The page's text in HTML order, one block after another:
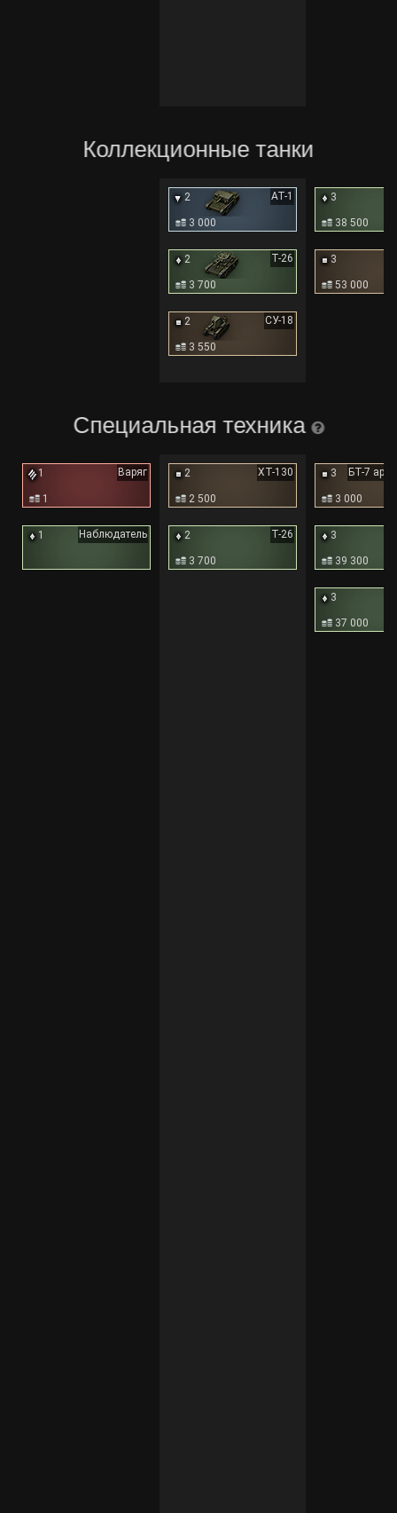
Коллекционные танки
2 АТ-1
3 000
2 Т-26
3 700
2 СУ-18
3 550
3
38 500
3
53 000
Специальная техника
1 Варяг
1
1 Наблюдатель
2 ХТ-130
2 500
2 Т-26
3 700
3
3 000
3
39 300
3
37 000